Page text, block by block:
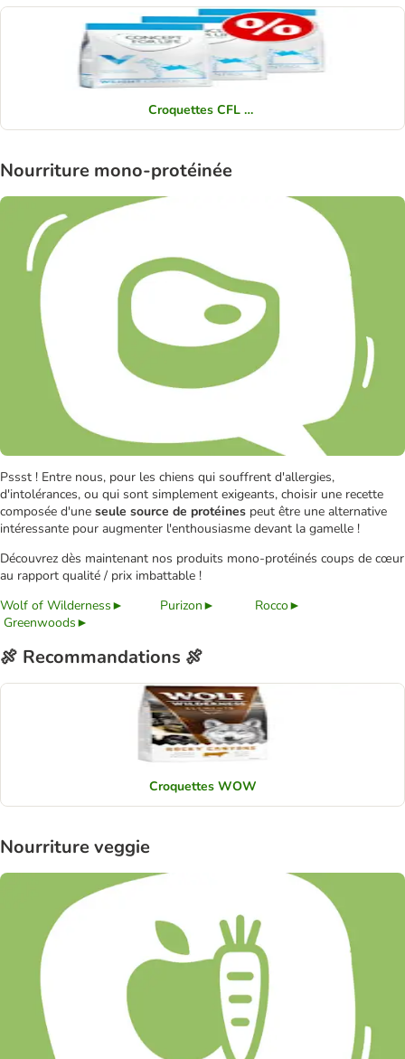
Croquettes CFL Vet
Nourriture mono-protéinée
Pssst ! Entre nous, pour les chiens qui souffrent d'allergies,
d'intolérances, ou qui sont simplement exigeants, choisir une recette
composée d'une seule source de protéines peut être une alternative
intéressante pour augmenter l'enthousiasme devant la gamelle !
Découvrez dès maintenant nos produits mono-protéinés coups de cœur
au rapport qualité / prix imbattable !
Wolf of Wilderness►
Purizon►
Rocco►
Greenwoods►
🍖​ Recommandations 🍖​
Croquettes WOW
Nourriture veggie